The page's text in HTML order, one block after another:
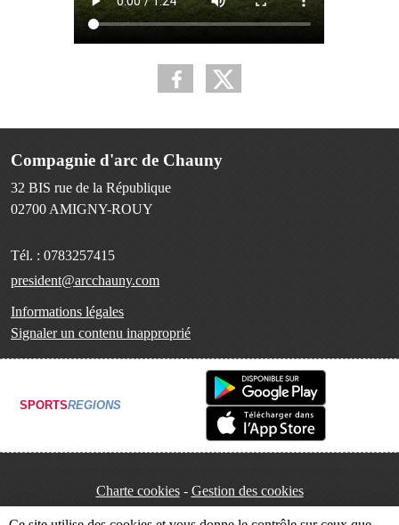
Compagnie d'arc de Chauny
32 BIS rue de la République
02700 AMIGNY-ROUY
Tél. : 0783257415
president@arcchauny.com
Informations légales
Signaler un contenu inapproprié
SPORTSREGIONS
Charte cookies Gestion des cookies